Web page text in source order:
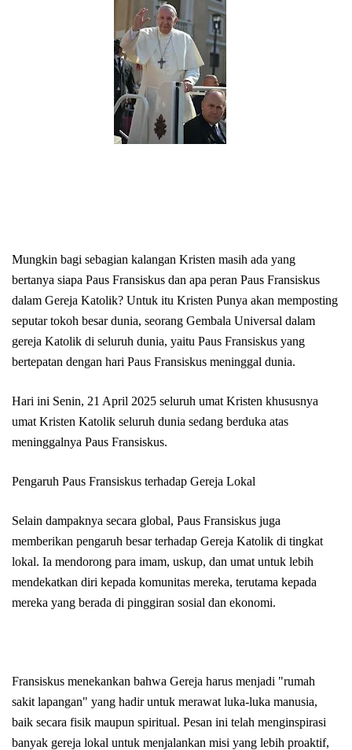
Mungkin bagi sebagian kalangan Kristen masih ada yang
bertanya siapa Paus Fransiskus dan apa peran Paus Fransiskus
dalam Gereja Katolik? Untuk itu Kristen Punya akan memposting
seputar tokoh besar dunia, seorang Gembala Universal dalam
gereja Katolik di seluruh dunia, yaitu Paus Fransiskus yang
bertepatan dengan hari Paus Fransiskus meninggal dunia.
Hari ini Senin, 21 April 2025 seluruh umat Kristen khususnya
umat Kristen Katolik seluruh dunia sedang berduka atas
meninggalnya Paus Fransiskus.
Pengaruh Paus Fransiskus terhadap Gereja Lokal
Selain dampaknya secara global, Paus Fransiskus juga
memberikan pengaruh besar terhadap Gereja Katolik di tingkat
lokal. Ia mendorong para imam, uskup, dan umat untuk lebih
mendekatkan diri kepada komunitas mereka, terutama kepada
mereka yang berada di pinggiran sosial dan ekonomi.
Fransiskus menekankan bahwa Gereja harus menjadi "rumah
sakit lapangan" yang hadir untuk merawat luka-luka manusia,
baik secara fisik maupun spiritual. Pesan ini telah menginspirasi
banyak gereja lokal untuk menjalankan misi yang lebih proaktif,